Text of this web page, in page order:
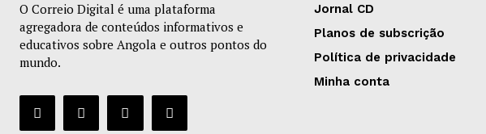
O Correio Digital é uma plataforma
agregadora de conteúdos informativos e
educativos sobre Angola e outros pontos do
mundo.
Jornal CD
Planos de subscrição
Política de privacidade
Minha conta